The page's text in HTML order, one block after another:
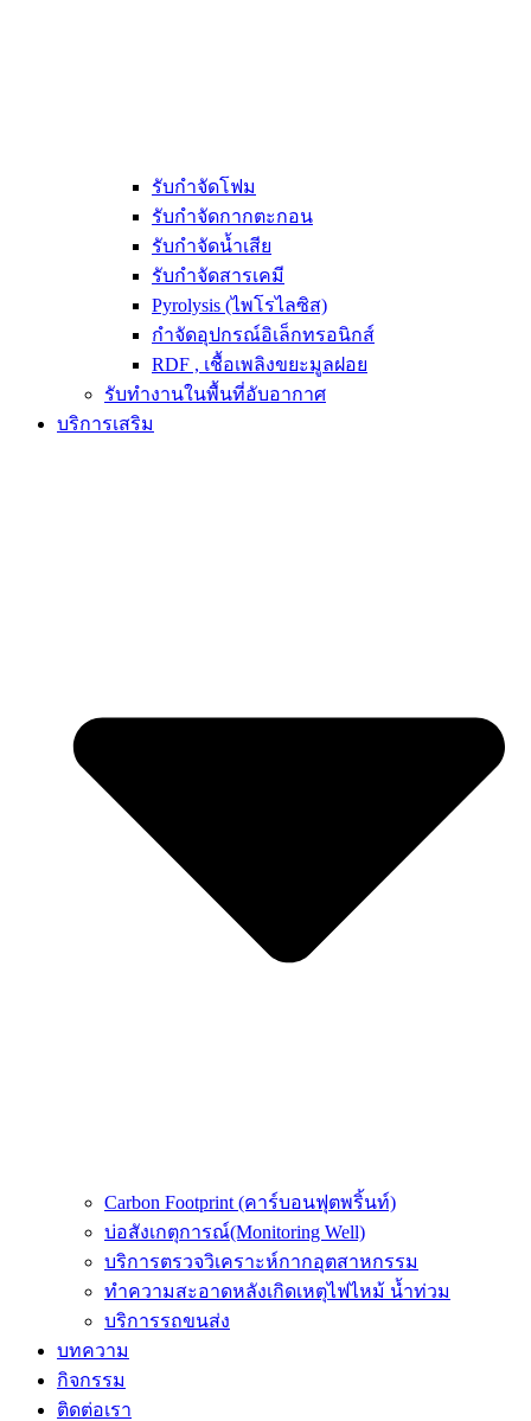
รับกำจัดโฟม
รับกำจัดกากตะกอน
รับกำจัดน้ำเสีย
รับกำจัดสารเคมี
Pyrolysis (ไพโรไลซิส)
กำจัดอุปกรณ์อิเล็กทรอนิกส์
RDF , เชื้อเพลิงขยะมูลฝอย
รับทำงานในพื้นที่อับอากาศ
บริการเสริม
Carbon Footprint (คาร์บอนฟุตพริ้นท์)
บ่อสังเกตุการณ์(Monitoring Well)
บริการตรวจวิเคราะห์กากอุตสาหกรรม
ทำความสะอาดหลังเกิดเหตุไฟไหม้ น้ำท่วม
บริการรถขนส่ง
บทความ
กิจกรรม
ติดต่อเรา